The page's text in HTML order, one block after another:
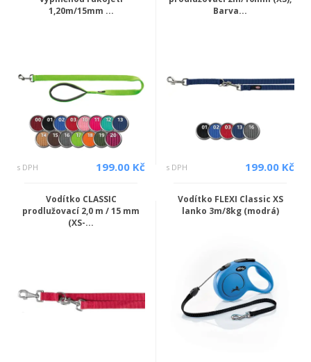
1,20m/15mm ...
s DPH 199.00 Kč
Barva...
s DPH 199.00 Kč
Vodítko CLASSIC
prodlužovací 2,0 m / 15 mm
(XS-...
Vodítko FLEXI Classic XS
lanko 3m/8kg (modrá)